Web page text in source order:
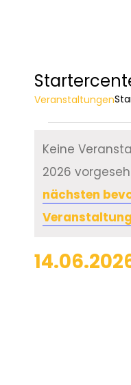
Veranstaltungen
für
14.
2026
Hinweis
Keine
2026
nächsten